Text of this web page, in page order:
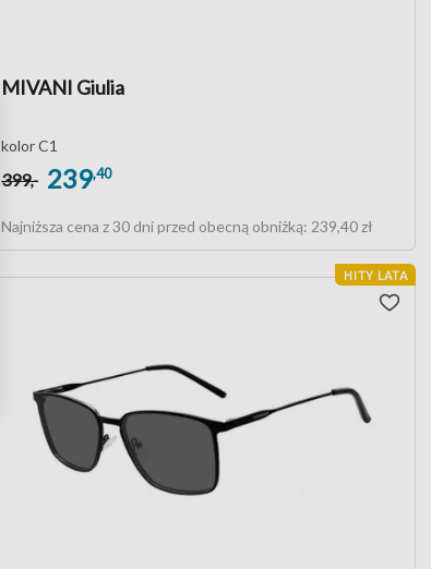
MIVANI Giulia
kolor C1
399,- 239,40
Najniższa cena z 30 dni przed obecną obniżką: 239,40 zł
HITY LATA